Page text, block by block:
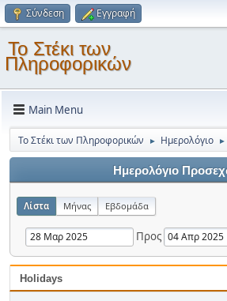
Σύνδεση Εγγραφή
Το Στέκι των
Πληροφορικών
Main Menu
Το Στέκι των Πληροφορικών ► Ημερολόγιο ►
Ημερολόγιο
Λίστα Μήνας Εβδομάδα
Προς
Holidays